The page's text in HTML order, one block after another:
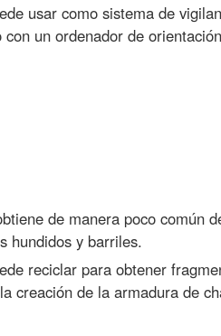
usar como sistema de
un ordenador de
de manera poco común
hundidos y barriles.
reciclar para obtener
creación de la armadura de